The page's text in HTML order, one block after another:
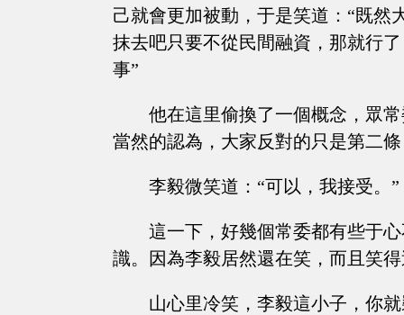
己就會更加被動，于是笑道：“既然
抹去吧只要不從民間融資，那就行
事”
他在這里偷換了一個概念，眾
當然的認為，大家反對的只是第二
李毅微笑道：“可以，我接受。”
這一下，好幾個常委都有些于
識。因為李毅居然還在笑，而且笑
山心里冷笑，李毅這小子，你